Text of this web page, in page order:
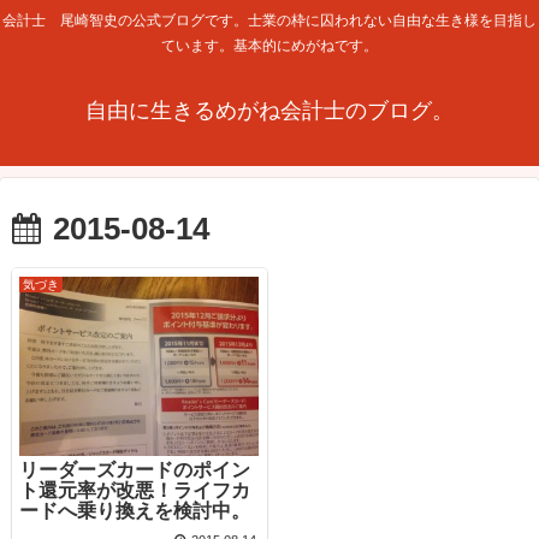
会計士 尾崎智史の公式ブログです。士業の枠に囚われない自由な生き様を目指し
ています。基本的にめがねです。
自由に生きるめがね会計士のブログ。
2015-08-14
気づき
リーダーズカードのポイン
ト還元率が改悪！ライフカ
ードへ乗り換えを検討中。